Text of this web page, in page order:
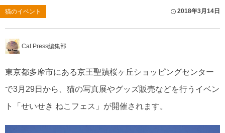
猫のイベント 2018年3月14日
Cat Press編集部
東京都多摩市にある京王聖蹟桜ヶ丘ショッピングセンター
で3月29日から、猫の写真展やグッズ販売などを行うイベン
ト「せいせき ねこフェス」が開催されます。